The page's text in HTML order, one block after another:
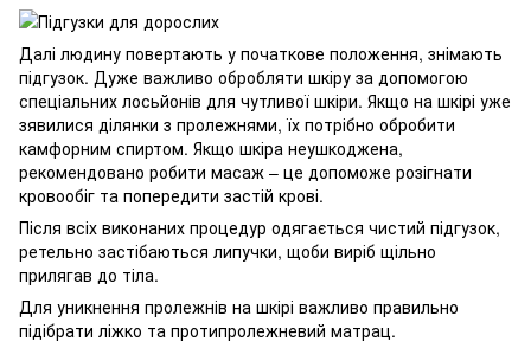
Далі людину повертають у початкове положення, знімають
підгузок. Дуже важливо обробляти шкіру за допомогою
спеціальних лосьйонів для чутливої шкіри. Якщо на шкірі уже
зявилися ділянки з пролежнями, їх потрібно обробити
камфорним спиртом. Якщо шкіра неушкоджена,
рекомендовано робити масаж – це допоможе розігнати
кровообіг та попередити застій крові.
Після всіх виконаних процедур одягається чистий підгузок,
ретельно застібаються липучки, щоби виріб щільно
прилягав до тіла.
Для уникнення пролежнів на шкірі важливо правильно
підібрати ліжко та протипролежневий матрац.